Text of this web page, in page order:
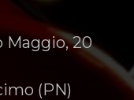
Maggio, 20
(PN)